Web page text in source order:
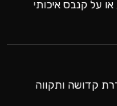
על קנבס איכותי
קדושה ותקווה